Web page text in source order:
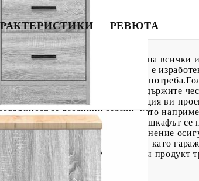
РЕВЮТА
отличен избор за организиране на
Този гаражен шкаф е
и здравина за дълготрайна
инструменти ви позволява да държите
всичко необходимо за следващия ви
за различни задачи, като
на гладката си повърхност, шкафът
Този гаражен шкаф за съхранение
в различни помещения, като
преобръщане, този продукт